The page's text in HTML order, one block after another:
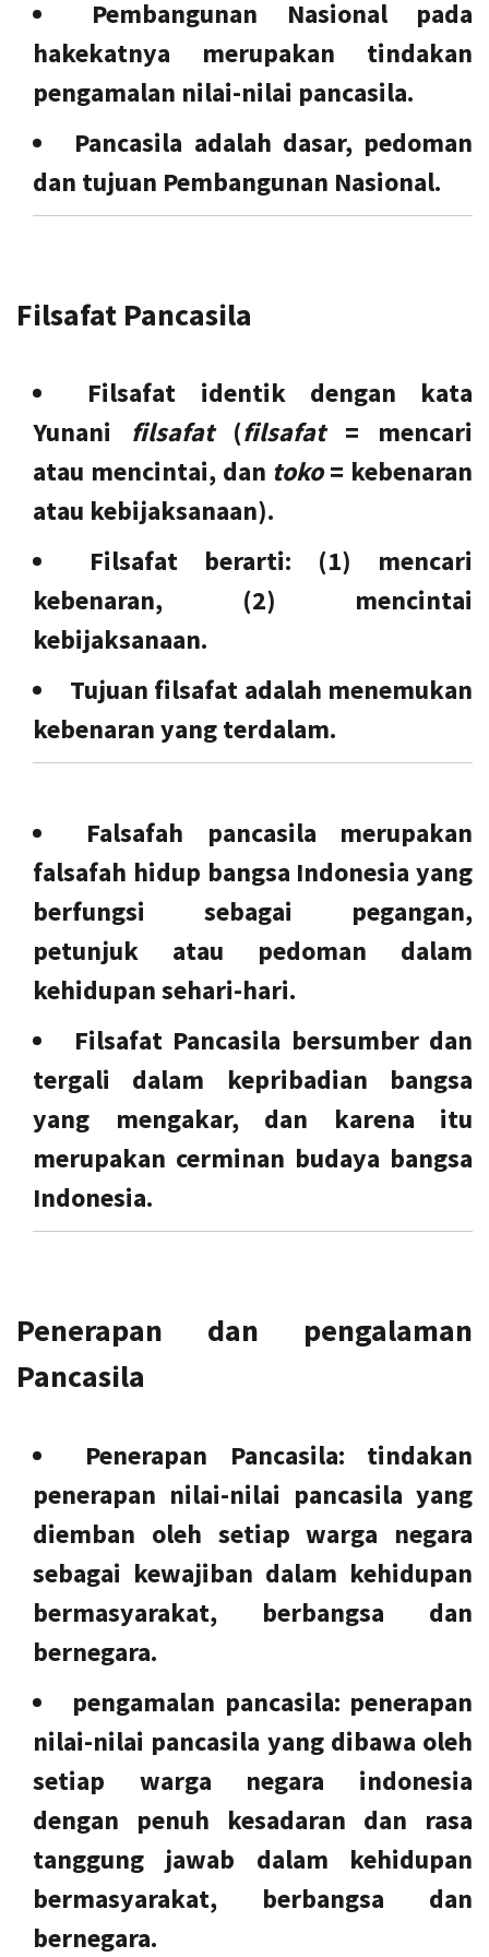
Pembangunan Nasional pada
hakekatnya merupakan tindakan
pengamalan nilai-nilai pancasila.
Pancasila adalah dasar, pedoman
dan tujuan Pembangunan Nasional.
Filsafat Pancasila
Filsafat identik dengan kata
Yunani filsafat(filsafat= mencari
atau mencintai, dan toko= kebenaran
atau kebijaksanaan).
Filsafat berarti: (1) mencari
kebenaran, (2) mencintai
kebijaksanaan.
Tujuan filsafat adalah menemukan
kebenaran yang terdalam.
Falsafah pancasila merupakan
falsafah hidup bangsa Indonesia yang
berfungsi sebagai pegangan,
petunjuk atau pedoman dalam
kehidupan sehari-hari.
Filsafat Pancasila bersumber dan
tergali dalam kepribadian bangsa
yang mengakar, dan karena itu
merupakan cerminan budaya bangsa
Indonesia.
Penerapan dan pengalaman
Pancasila
Penerapan Pancasila: tindakan
penerapan nilai-nilai pancasila yang
diemban oleh setiap warga negara
sebagai kewajiban dalam kehidupan
bermasyarakat, berbangsa dan
bernegara.
pengamalan pancasila: penerapan
nilai-nilai pancasila yang dibawa oleh
setiap warga negara indonesia
dengan penuh kesadaran dan rasa
tanggung jawab dalam kehidupan
bermasyarakat, berbangsa dan
bernegara.